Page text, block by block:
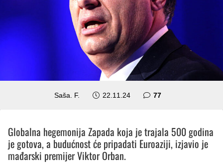
Saša. F. 22.11.24 77komentara
Globalna hegemonija Zapada koja je trajala 500 godina
je gotova, a budućnost će pripadati Euroaziji, izjavio je
mađarski premijer Viktor Orban.